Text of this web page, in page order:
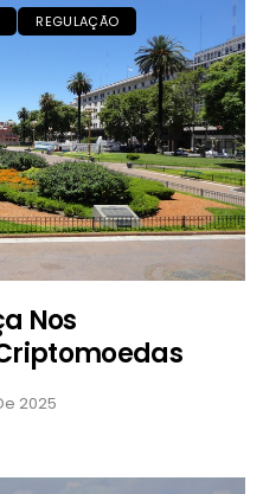
REGULAÇÃO
Nos
2025